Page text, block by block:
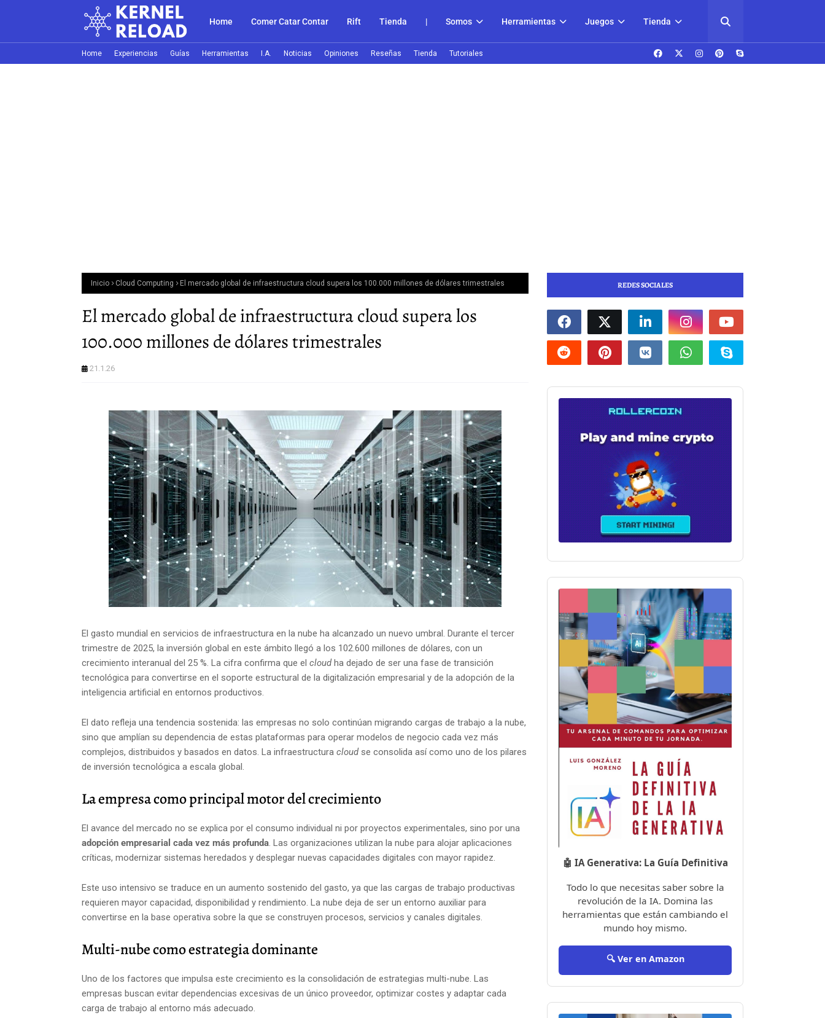
Home Comer Catar Contar Rift Tienda | Somos Herramientas Juegos Tienda
Home Experiencias Guías Herramientas I.A. Noticias Opiniones Reseñas Tienda Tutoriales
Inicio Cloud Computing El mercado global de infraestructura cloud supera los 100.000 millones de dólares trimestrales
El mercado global de infraestructura cloud supera los
100.000 millones de dólares trimestrales
21.1.26
El gasto mundial en servicios de infraestructura en la nube ha alcanzado un nuevo umbral. Durante el tercer
trimestre de 2025, la inversión global en este ámbito llegó a los 102.600 millones de dólares, con un
crecimiento interanual del 25 %. La cifra confirma que el cloudha dejado de ser una fase de transición
tecnológica para convertirse en el soporte estructural de la digitalización empresarial y de la adopción de la
inteligencia artificial en entornos productivos.
El dato refleja una tendencia sostenida: las empresas no solo continúan migrando cargas de trabajo a la nube,
sino que amplían su dependencia de estas plataformas para operar modelos de negocio cada vez más
complejos, distribuidos y basados en datos. La infraestructura cloudse consolida así como uno de los pilares
de inversión tecnológica a escala global.
La empresa como principal motor del crecimiento
El avance del mercado no se explica por el consumo individual ni por proyectos experimentales, sino por una
adopción empresarial cada vez más profunda. Las organizaciones utilizan la nube para alojar aplicaciones
críticas, modernizar sistemas heredados y desplegar nuevas capacidades digitales con mayor rapidez.
Este uso intensivo se traduce en un aumento sostenido del gasto, ya que las cargas de trabajo productivas
requieren mayor capacidad, disponibilidad y rendimiento. La nube deja de ser un entorno auxiliar para
convertirse en la base operativa sobre la que se construyen procesos, servicios y canales digitales.
Multi-nube como estrategia dominante
Uno de los factores que impulsa este crecimiento es la consolidación de estrategias multi-nube. Las
empresas buscan evitar dependencias excesivas de un único proveedor, optimizar costes y adaptar cada
carga de trabajo al entorno más adecuado.
REDES SOCIALES
🤖 IA Generativa: La Guía Definitiva
Todo lo que necesitas saber sobre la
revolución de la IA. Domina las
herramientas que están cambiando el
mundo hoy mismo.
🔍 Ver en Amazon